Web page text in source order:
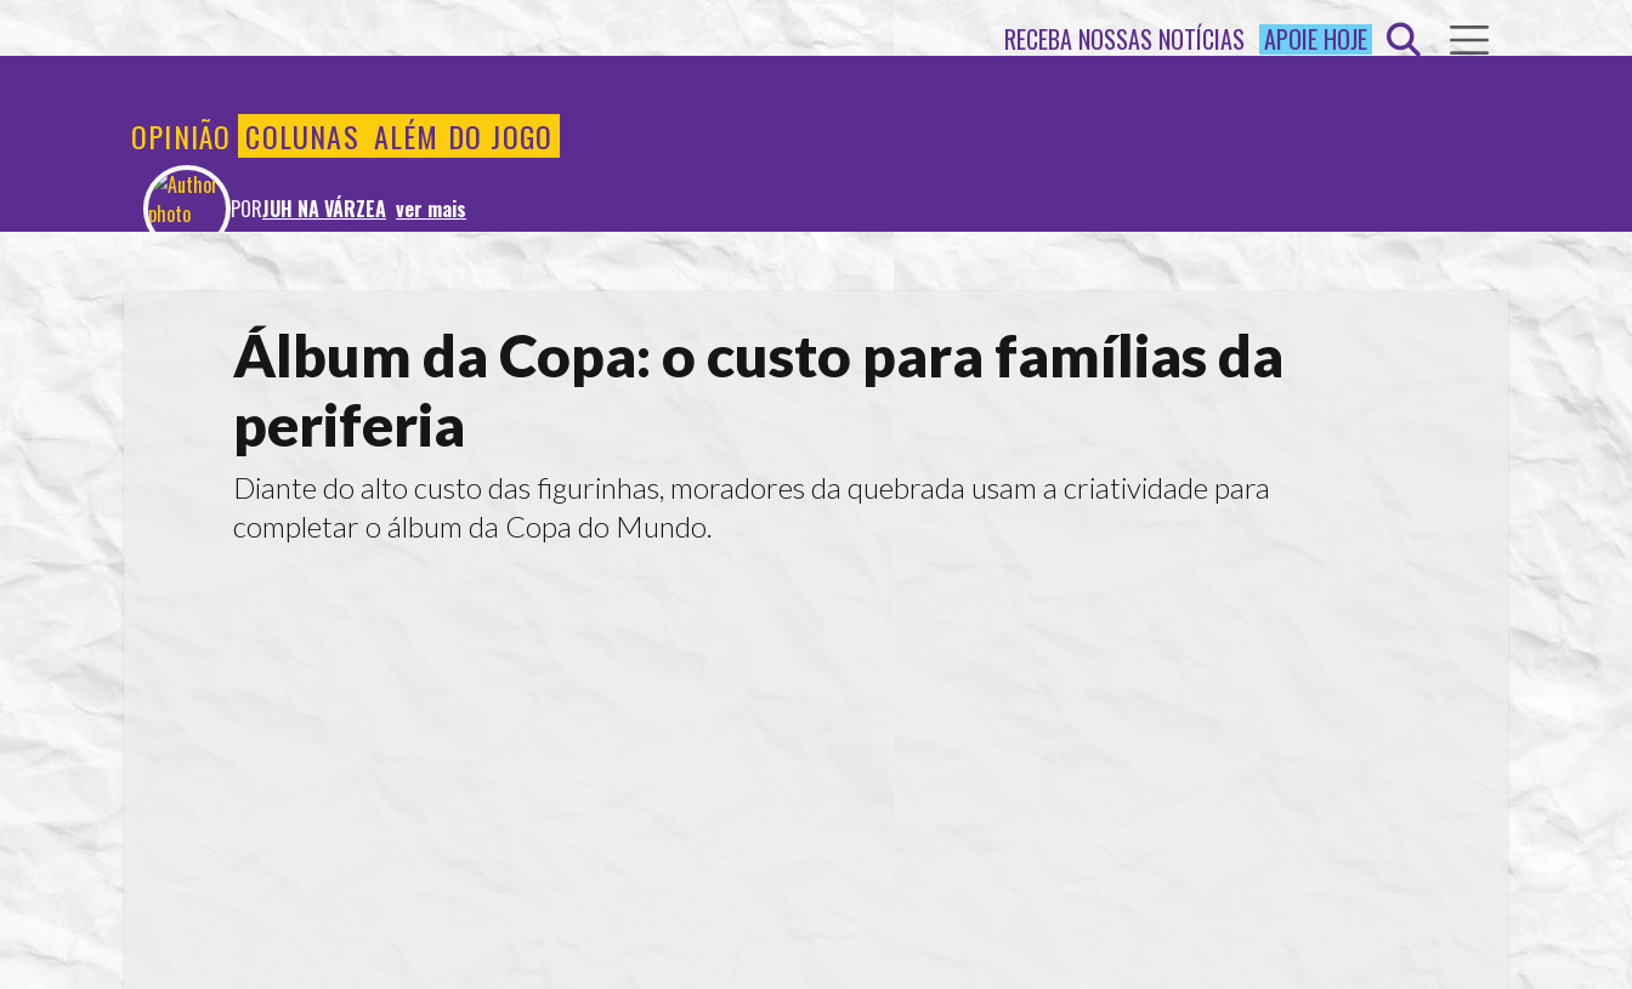
RECEBA NOSSAS NOTÍCIAS APOIE HOJE
OPINIÃO COLUNAS ALÉM DO JOGO
PORJUH NA VÁRZEA ver mais
Álbum da Copa: o custo para famílias da
periferia
Diante do alto custo das figurinhas, moradores da quebrada usam a criatividade para
completar o álbum da Copa do Mundo.